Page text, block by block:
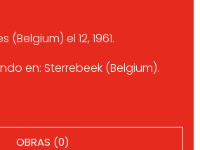
(Belgium) el 12, 1961.
en: Sterrebeek (Belgium).
OBRAS (0)